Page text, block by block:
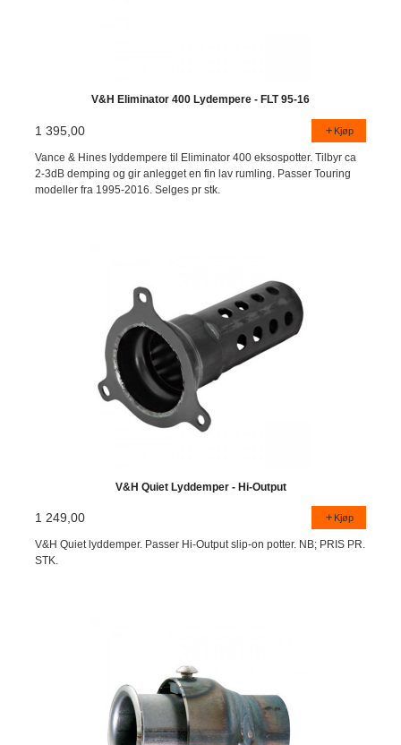
V&H Eliminator 400 Lydempere - FLT 95-16
1 395,00 Kjøp
Vance & Hines lyddempere til Eliminator 400 eksospotter. Tilbyr ca
2-3dB demping og gir anlegget en fin lav rumling. Passer Touring
modeller fra 1995-2016. Selges pr stk.
V&H Quiet Lyddemper - Hi-Output
1 249,00 Kjøp
V&H Quiet lyddemper. Passer Hi-Output slip-on potter. NB; PRIS PR.
STK.